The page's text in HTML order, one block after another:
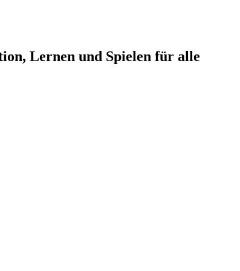
Lernen und Spielen für alle